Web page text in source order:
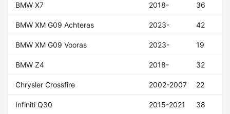
BMW X7 2018- 36
BMW XM G09 Achteras 2023- 42
BMW XM G09 Vooras 2023- 19
BMW Z4 2018- 32
Chrysler Crossfire 2002-2007 22
Infiniti Q30 2015-2021 38